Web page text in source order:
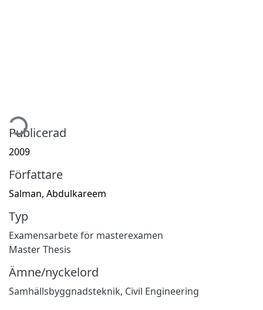
Publicerad
2009
Författare
Salman, Abdulkareem
Typ
Examensarbete för masterexamen
Master Thesis
Ämne/nyckelord
Samhällsbyggnadsteknik, Civil Engineering